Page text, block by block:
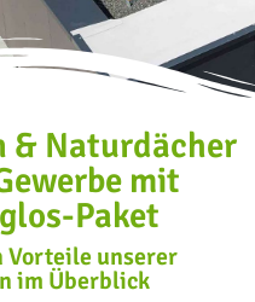
& Naturdächer
mit
Paket
unserer
im Überblick